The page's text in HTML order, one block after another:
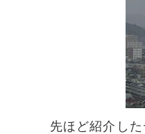
先ほど紹介し